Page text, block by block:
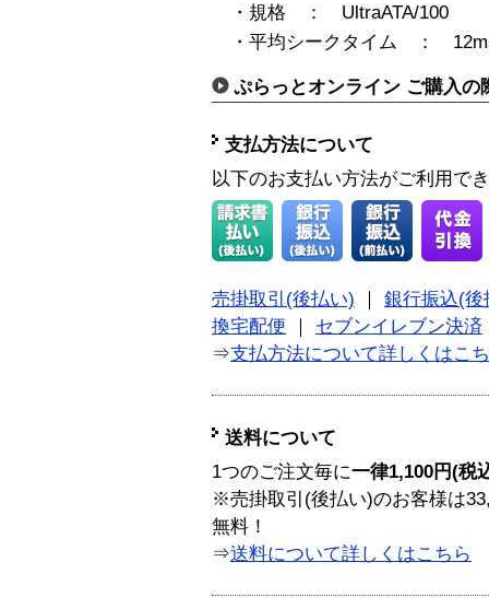
・規格 ： UltraATA/100
・平均シークタイム ：
ぷらっとオンライン ご購入の
支払方法について
以下のお支払い方法がご利用で
売掛取引(後払い)
銀行振込(後
換宅配便
セブンイレブン決済
⇒支払方法について詳しくはこ
送料について
1つのご注文毎に一律1,100円(税
※売掛取引(後払い)のお客様は
無料！
⇒送料について詳しくはこちら